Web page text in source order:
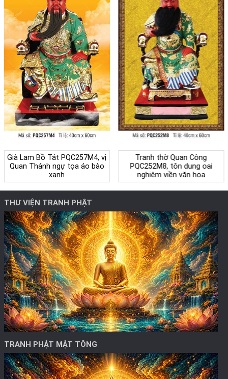
Già Lam Bồ Tát PQC257M4, vị
Quan Thánh ngự tọa áo bào
xanh
Tranh thờ Quan Công
PQC252M8, tôn dung oai
nghiêm viền văn hoa
THƯ VIỆN TRANH PHẬT
TRANH PHẬT MẬT TÔNG